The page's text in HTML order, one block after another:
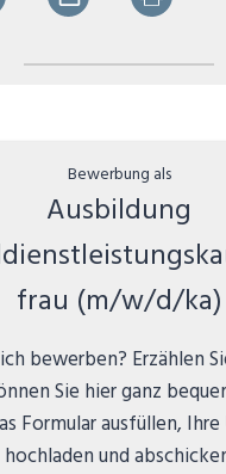
Ausbildung
frau (m/w/d/ka)
bewerben? Erzählen
Sie hier ganz
Formular ausfüllen,
hochladen und